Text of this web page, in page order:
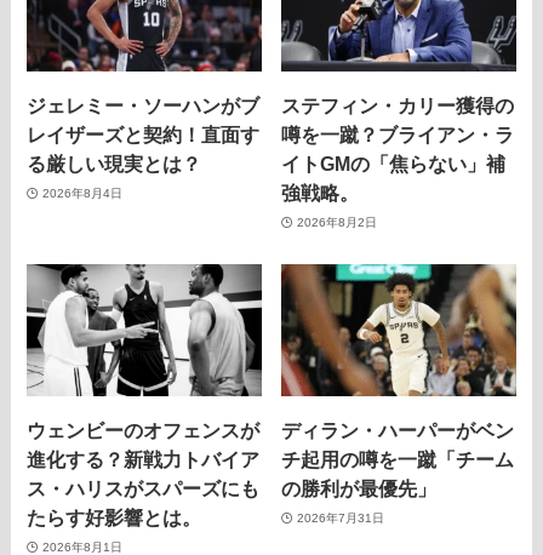
ジェレミー・ソーハンがブ
レイザーズと契約！直面す
る厳しい現実とは？
2026年8月4日
ステフィン・カリー獲得の
噂を一蹴？ブライアン・ラ
イトGMの「焦らない」補
強戦略。
2026年8月2日
ウェンビーのオフェンスが
進化する？新戦力トバイア
ス・ハリスがスパーズにも
たらす好影響とは。
2026年8月1日
ディラン・ハーパーがベン
チ起用の噂を一蹴「チーム
の勝利が最優先」
2026年7月31日